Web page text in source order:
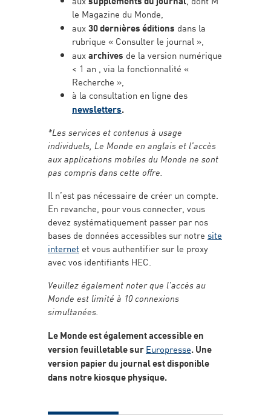
le Magazine du Monde,
aux30 dernières éditions dans la
rubrique « Consulter le journal »,
auxarchives de la version numérique
< 1 an , via la fonctionnalité «
Recherche »,
à la consultation en ligne des
newsletters.
*Les services et contenus à usage
individuels, Le Monde en anglais et l’accès
aux applications mobiles du Monde ne sont
pas compris dans cette offre.
Il n’est pas nécessaire de créer un compte.
En revanche, pour vous connecter, vous
devez systématiquement passer par nos
bases de données accessibles sur notre site
internet et vous authentifier sur le proxy
avec vos identifiants HEC.
Veuillez également noter que l’accès au
Monde est limité à 10 connexions
simultanées.
Le Monde est également accessible en
version feuilletable surEuropresse. Une
version papier du journal est disponible
dans notre kiosque physique.